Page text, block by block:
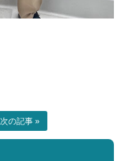
次の記事 »